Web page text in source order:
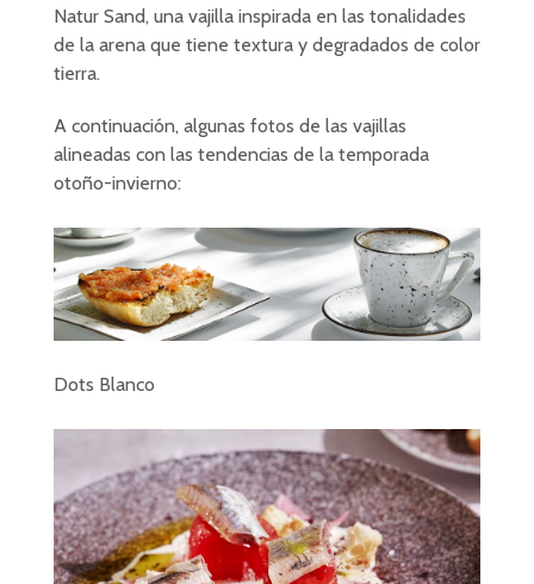
Natur Sand, una vajilla inspirada en las tonalidades
de la arena que tiene textura y degradados de color
tierra.
A continuación, algunas fotos de las vajillas
alineadas con las tendencias de la temporada
otoño-invierno:
Dots Blanco